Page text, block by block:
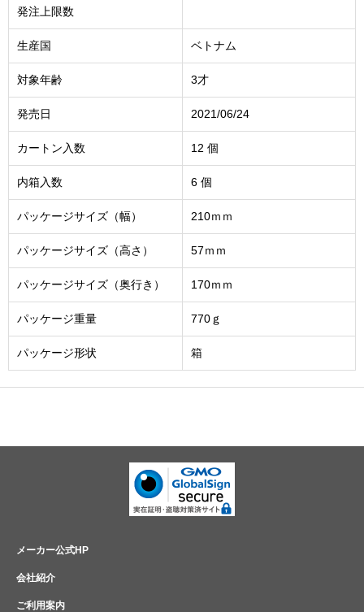
発注上限数
生産国 ベトナム
対象年齢 3才
発売日 2021/06/24
カートン入数 12 個
内箱入数 6 個
パッケージサイズ（幅） 210ｍｍ
パッケージサイズ（高さ） 57ｍｍ
パッケージサイズ（奥行き） 170ｍｍ
パッケージ重量 770ｇ
パッケージ形状 箱
メーカー公式HP
会社紹介
ご利用案内